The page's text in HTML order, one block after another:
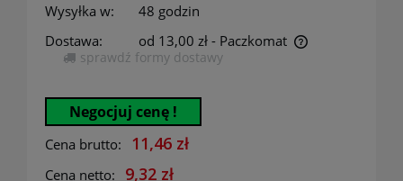
Wysyłka w:
48 godzin
Dostawa:
od 13,00 zł - Paczkomat
Cena nie zawiera ewentualnych kosztów płatności
sprawdź formy dostawy
Negocjuj cenę !
Cena brutto: 11,46 zł
Cena netto: 9,32 zł